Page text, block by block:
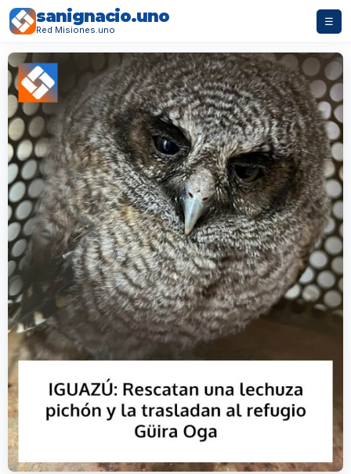
sanignacio.uno
Red Misiones.uno
☰